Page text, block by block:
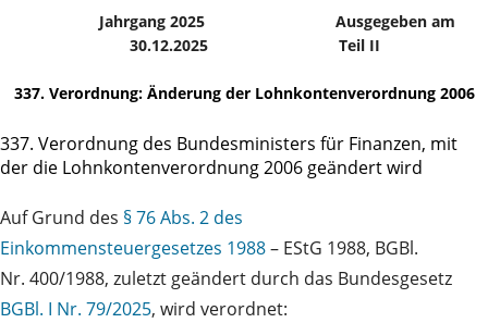
Jahrgang 2025
Ausgegeben am
30.12.2025
Teil II
337. Verordnung: Änderung der Lohnkontenverordnung 2006
337. Verordnung des Bundesministers für Finanzen, mit
der die Lohnkontenverordnung 2006 geändert wird
Auf Grund des § 76 Abs. 2 des
Einkommensteuergesetzes 1988– EStG 1988, BGBl.
Nr. 400/1988, zuletzt geändert durch das Bundesgesetz
BGBl. I Nr. 79/2025, wird verordnet: